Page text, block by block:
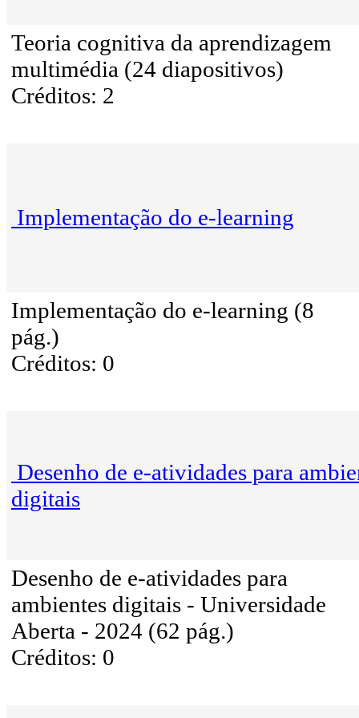
Teoria cognitiva da aprendizagem
multimédia (24 diapositivos)
Créditos: 2
Implementação do e-learning
Implementação do e-learning (8
pág.)
Créditos: 0
Desenho de e-atividades para
digitais
Desenho de e-atividades para
ambientes digitais - Universidade
Aberta - 2024 (62 pág.)
Créditos: 0